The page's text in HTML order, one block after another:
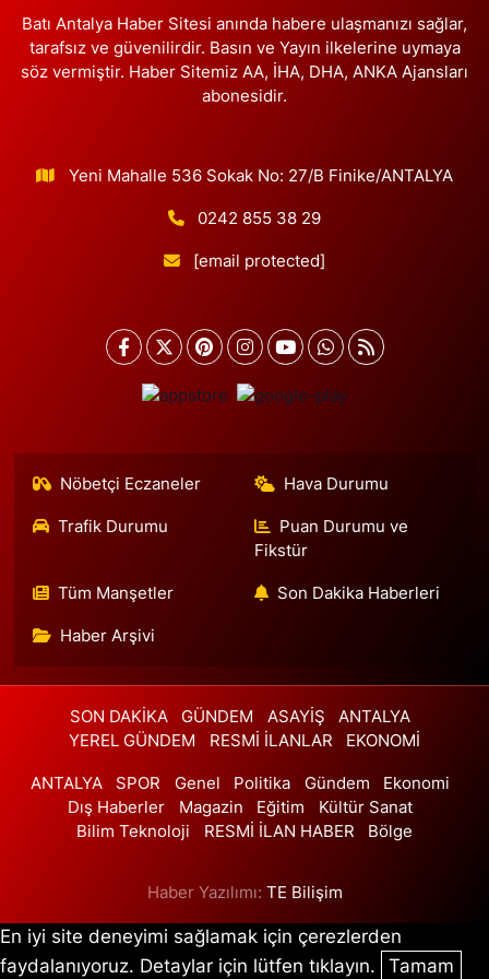
OTOPARKIN SOKAĞI
0 (212) 583 28 03 Yol Tarifi Al
İnönü Mahallesi Halkalı Caddesi 206E AVRUPA KONUTLARI
0 (212) 999 94 72 Yol Tarifi Al
Erbay Eczanesi
Göktürk Merkez Mahallesi Hacı Ahmet Caddesi 1 B
Ali Emre Eczanesi
Atatürk Mahallesi Atatürk Caddesi 201B Vatan Bilgisayar'dan
Yenidoğan'a doğru dönüp iki ışık geçince solda. EBRU SOKAK
0 (501) 244 19 94 Yol Tarifi Al
0 (212) 625 01 02 Yol Tarifi Al
Metehan Eczanesi
Uğur Mumcu Mahallesi Fatih Sultan Mehmet Caddesi 32-A
İkitelli OSB Mahallesi Giyim Sanatkarları 1 A Blok Sokak 9 DEPOSİTE
AVM STARBUCKS YANI
Batı Antalya Haber Sitesi anında habere ulaşmanızı sağlar,
tarafsız ve güvenilirdir. Basın ve Yayın ilkelerine uymaya
söz vermiştir. Haber Sitemiz AA, İHA, DHA, ANKA Ajansları
abonesidir.
Yeni Mahalle 536 Sokak No: 27/B Finike/ANTALYA
0242 855 38 29
[email protected]
Nöbetçi Eczaneler Hava Durumu
Trafik Durumu
Puan Durumu ve
Fikstür
Tüm Manşetler Son Dakika Haberleri
Haber Arşivi
SON DAKİKA GÜNDEM ASAYİŞ
ANTALYA
YEREL GÜNDEM
RESMİ İLANLAR EKONOMİ
ANTALYA SPOR Genel Politika Gündem
Ekonomi
Dış Haberler
Magazin Eğitim
Kültür Sanat
Bilim Teknoloji
RESMİ İLAN HABER Bölge
Haber Yazılımı: TE Bilişim
En iyi site deneyimi sağlamak için çerezlerden
faydalanıyoruz. Detaylar için lütfen tıklayın.
Tamam